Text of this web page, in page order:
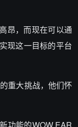
昂，而现在可以通
现这一目标的平台
重大挑战，他们怀